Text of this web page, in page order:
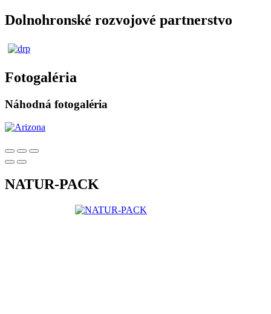
Dolnohronské rozvojové partnerstvo
Fotogaléria
Náhodná fotogaléria
NATUR-PACK